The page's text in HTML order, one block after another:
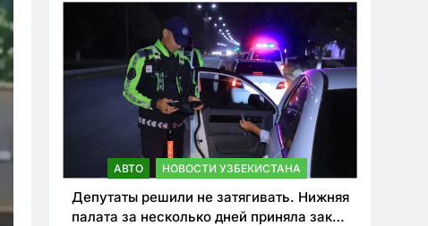
АВТО НОВОСТИ УЗБЕКИСТАНА
Депутаты решили не затягивать. Нижняя
палата за несколько дней приняла закон